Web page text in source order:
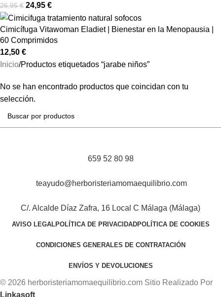
26,95€ 24,95 €
Cimicífuga Vitawoman Eladiet | Bienestar en la Menopausia |
60 Comprimidos
12,50 €
Inicio Productos etiquetados “jarabe niños”
No se han encontrado productos que coincidan con tu
selección.
659 52 80 98
teayudo@herboristeriamomaequilibrio.com
C/. Alcalde Díaz Zafra, 16 Local C Málaga (Málaga)
AVISO LEGALPOLÍTICA DE PRIVACIDADPOLÍTICA DE COOKIES
CONDICIONES GENERALES DE CONTRATACIÓN
ENVÍOS Y DEVOLUCIONES
© 2026 herboristeriamomaequilibrio.com Sitio Realizado Por
Linkasoft